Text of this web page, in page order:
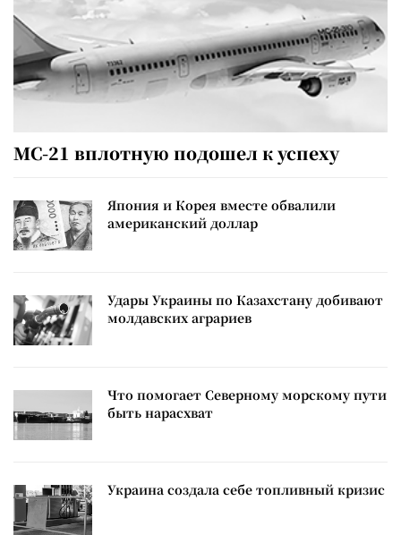
МС-21 вплотную подошел к успеху
Япония и Корея вместе обвалили
американский доллар
Удары Украины по Казахстану добивают
молдавских аграриев
Что помогает Северному морскому пути
быть нарасхват
Украина создала себе топливный кризис